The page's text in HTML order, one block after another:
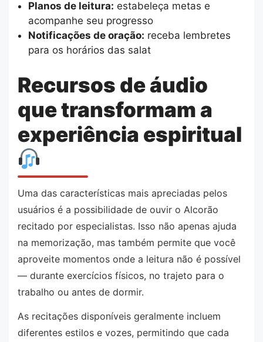
Planos de leitura: estabeleça metas e
acompanhe seu progresso
Notificações de oração: receba lembretes
para os horários das salat
Recursos de áudio
que transformam a
experiência espiritual
Uma das características mais apreciadas pelos
usuários é a possibilidade de ouvir o Alcorão
recitado por especialistas. Isso não apenas ajuda
na memorização, mas também permite que você
aproveite momentos onde a leitura não é possível
— durante exercícios físicos, no trajeto para o
trabalho ou antes de dormir.
As recitações disponíveis geralmente incluem
diferentes estilos e vozes, permitindo que cada